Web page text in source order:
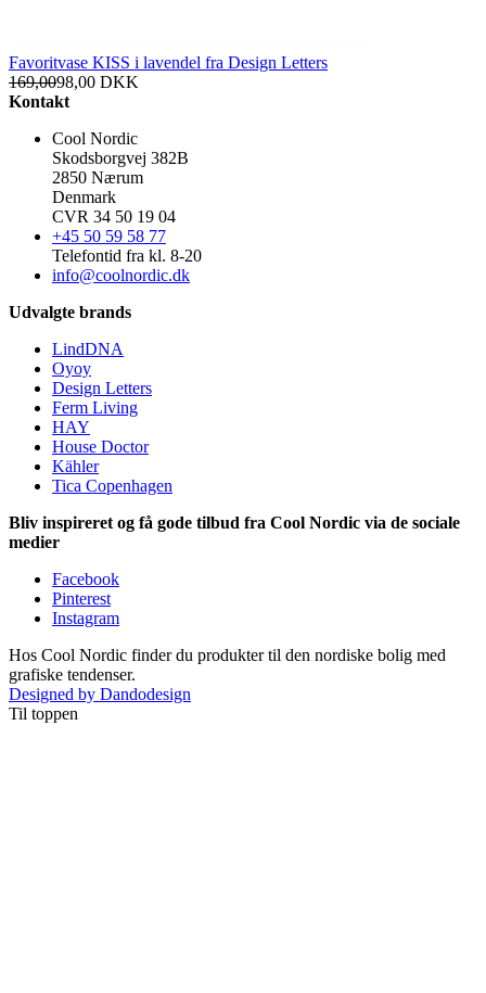
Favoritvase KISS i lavendel fra Design Letters
169,0098,00 DKK
Kontakt
Cool Nordic
Skodsborgvej 382B
2850 Nærum
Denmark
CVR 34 50 19 04
+45 50 59 58 77
Telefontid fra kl. 8-20
info@coolnordic.dk
Udvalgte brands
LindDNA
Oyoy
Design Letters
Ferm Living
HAY
House Doctor
Kähler
Tica Copenhagen
Bliv inspireret og få gode tilbud fra Cool Nordic via de sociale
medier
Facebook
Pinterest
Instagram
Hos Cool Nordic finder du produkter til den nordiske bolig med
grafiske tendenser.
Designed by Dandodesign
Til toppen